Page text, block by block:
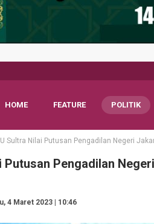
HOME FEATURE POLITIK
Sultra Nilai Putusan Pengadilan Negeri
Pengadilan
4 Maret 2023 | 10:46